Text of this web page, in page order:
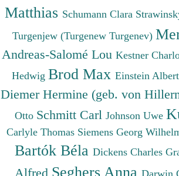
Matthias Schumann Clara
Turgenjew (Turgenew Turgenev)
Andreas-Salomé Lou Kestner
Hedwig Brod Max Einstein Albert
Diemer Hermine (geb. von
Otto Schmitt Carl Johnson Uwe
Carlyle Thomas Siemens Georg
Bartók Béla Dickens Charles
Alfred Seghers Anna